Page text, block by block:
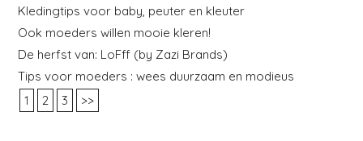
Kledingtips voor baby, peuter en kleuter
Ook moeders willen mooie kleren!
De herfst van: LoFff (by Zazi Brands)
Tips voor moeders : wees duurzaam en modieus
1
2 3 >>